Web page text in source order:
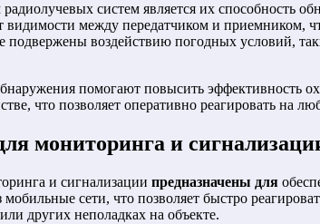
систем является их способность
видимости между передатчиком и приемником,
подвержены воздействию погодных условий,
помогают повысить эффективность
что позволяет оперативно реагировать на
мониторинга и
и сигнализации предназначены для
сети, что позволяет быстро
других неполадках на объекте.